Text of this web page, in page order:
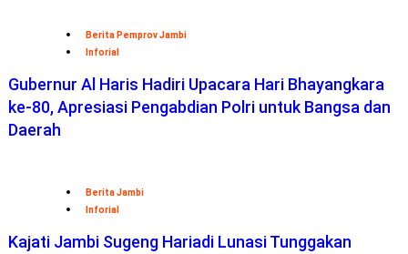
Berita Pemprov Jambi
Inforial
Gubernur Al Haris Hadiri Upacara Hari Bhayangkara
ke-80, Apresiasi Pengabdian Polri untuk Bangsa dan
Daerah
Berita Jambi
Inforial
Kajati Jambi Sugeng Hariadi Lunasi Tunggakan